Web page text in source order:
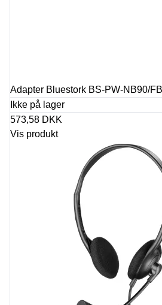
Adapter Bluestork BS-PW-NB90/
Ikke på lager
573,58 DKK
Vis produkt